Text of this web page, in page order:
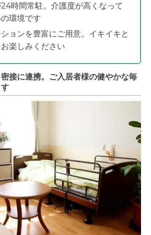
時間常駐。介護度が高くなって
環境です
ョンを豊富にご用意。イキイキと
楽しみください
接に連携。ご入居者様の健やかな毎